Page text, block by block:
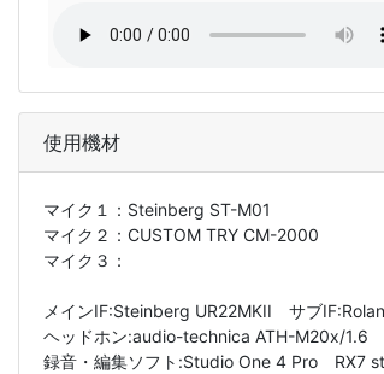
使用機材
マイク１： Steinberg ST-M01
マイク２： CUSTOM TRY CM-2000
マイク３：
メインIF:Steinberg UR22MKII サブ
ヘッドホン:audio-technica ATH-M20x/1.6
録音・編集ソフト:Studio One 4 Pro RX7